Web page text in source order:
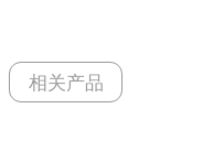
相关产品